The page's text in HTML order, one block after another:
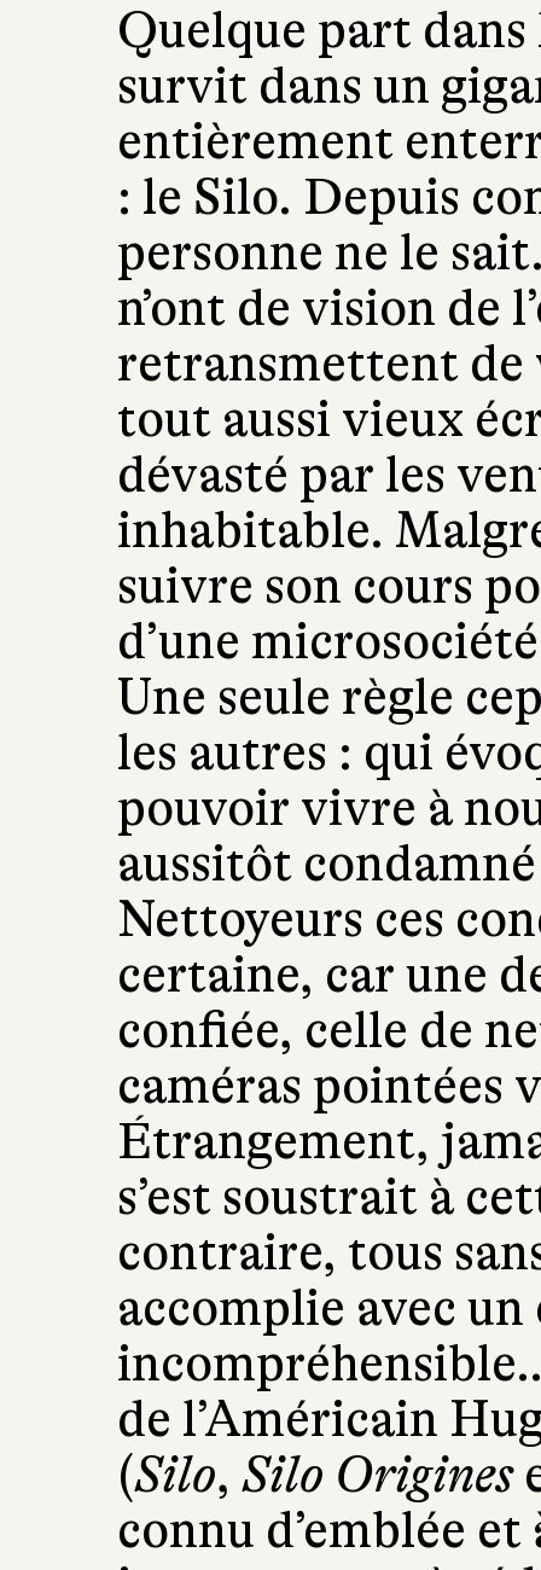
Quelque part
survit dans un
entièrement
: le Silo. Depuis
personne ne le
n’ont de vision de
retransmettent de
tout aussi vieux
dévasté par les
inhabitable.
suivre son cours
d’une
Une seule règle
les autres : qui
pouvoir vivre à
aussitôt
Nettoyeurs ces
certaine, car une
confiée, celle de
caméras pointées
Étrangement,
s’est soustrait à
contraire, tous
accomplie avec
de l’Américain
(Silo, Silo Origines
connu d’emblée